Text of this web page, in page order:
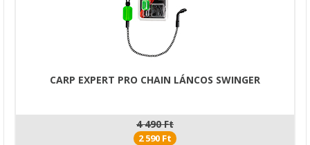
CARP EXPERT PRO CHAIN LÁNCOS SWINGER
4 490 Ft
2 590 Ft